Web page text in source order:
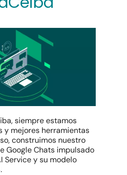
siempre estamos
y mejores herramientas
construimos nuestro
Google Chats impulsado
Service y su modelo